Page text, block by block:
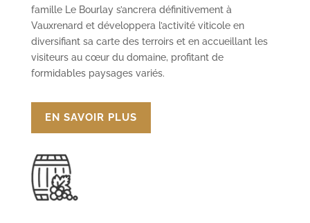
famille Le Bourlay s’ancrera définitivement à
Vauxrenard et développera l’activité viticole en
diversifiant sa carte des terroirs et en accueillant les
visiteurs au cœur du domaine, profitant de
formidables paysages variés.
EN SAVOIR PLUS